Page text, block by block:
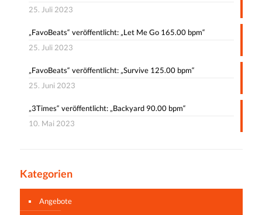
25. Juli 2023
„FavoBeats“ veröffentlicht: „Let Me Go 165.00 bpm“
25. Juli 2023
„FavoBeats“ veröffentlicht: „Survive 125.00 bpm“
25. Juni 2023
„3Times“ veröffentlicht: „Backyard 90.00 bpm“
10. Mai 2023
Kategorien
Angebote